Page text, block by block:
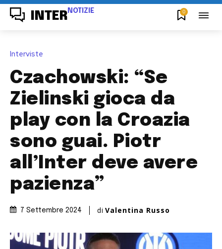
INTER NOTIZIE 0
Interviste
Czachowski: “Se
Zielinski gioca da
play con la Croazia
sono guai. Piotr
all’Inter deve avere
pazienza”
7 Settembre 2024 di Valentina Russo